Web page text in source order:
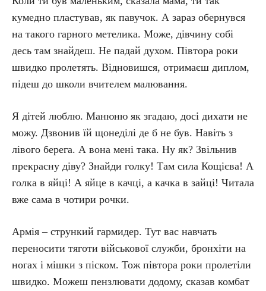
кумедно пластував, як павучок. А зараз обернувся
на такого гарного метелика. Може, дівчину собі
десь там знайдеш. Не падай духом. Півтора роки
швидко пролетять. Відновишся, отримаєш диплом,
підеш до школи вчителем малювання.
Я дітей люблю. Манюню як згадаю, досі дихати не
можу. Дзвонив їй щонеділі де б не був. Навіть з
лівого берега. А вона мені така. Ну як? Звільнив
прекрасну діву? Знайди голку! Там сила Кощієва! А
голка в яйці! А яйце в качці, а качка в зайці! Читала
вже сама в чотири рочки.
Армія – стрункий гармидер. Тут вас навчать
переносити тяготи військової служби, бронхіти на
ногах і мішки з піском. Тож півтора роки пролетіли
швидко. Можеш пензлювати додому, сказав комбат